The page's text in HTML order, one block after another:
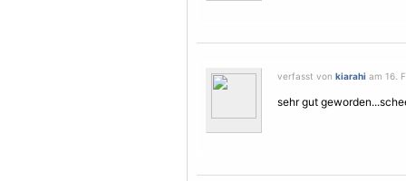
verfasst von kiarahi am 16.
sehr gut